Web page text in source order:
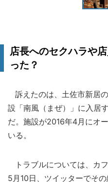
店長へのセクハラや
った？
訴えたのは、土佐市新居
設「南風（まぜ）」に入居
だ。施設が2016年4月にオ
いる。
トラブルについては、カ
5月10日、ツイッターでそ